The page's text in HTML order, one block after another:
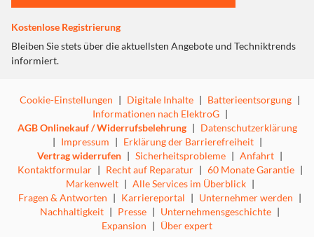
Prozent aus recyceltem Polyester.
Hochwertig und nachhaltig
Die Linie „Terra“ steht für nachhaltige Produkte in hoher
Gepolstertes Hauptfach für zuverlässigen Schutz beim
Transport.
Geräumige Vordertasche
Geräumige Vordertasche für weiteres Zubehör oder
persönliche Dinge.
Weiches Innenfutter
Weiches Innenfutter zum Schutz der empfindlichen
Kostenlose Registrierung
Bleiben Sie stets über die aktuellsten Angebote und Techniktrends
informiert.
Cookie-Einstellungen | Digitale Inhalte | Batterieentsorgung |
Informationen nach ElektroG |
AGB Onlinekauf / Widerrufsbelehrung | Datenschutzerklärung
| Impressum | Erklärung der Barrierefreiheit |
Vertrag widerrufen | Sicherheitsprobleme | Anfahrt |
Kontaktformular | Recht auf Reparatur | 60 Monate Garantie |
Markenwelt | Alle Services im Überblick |
Fragen & Antworten | Karriereportal | Unternehmer werden |
Nachhaltigkeit | Presse | Unternehmensgeschichte |
Expansion | Über expert